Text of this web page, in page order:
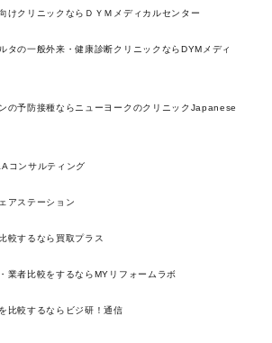
けクリニックならＤＹＭメディカルセンター
タの一般外来・健康診断クリニックならDYMメディ
の予防接種ならニューヨークのクリニックJapanese
コンサルティング
アステーション
較するなら買取プラス
業者比較をするならMYリフォームラボ
比較するならビジ研！通信